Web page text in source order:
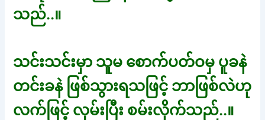
သည်..။
သင်းသင်းမှာ သူမ စောက်ပတ်ဝမှ ပူခနဲ
တင်းခနဲ ဖြစ်သွားရသဖြင့် ဘာဖြစ်လဲဟု
လက်ဖြင့် လှမ်းပြီး စမ်းလိုက်သည်..။